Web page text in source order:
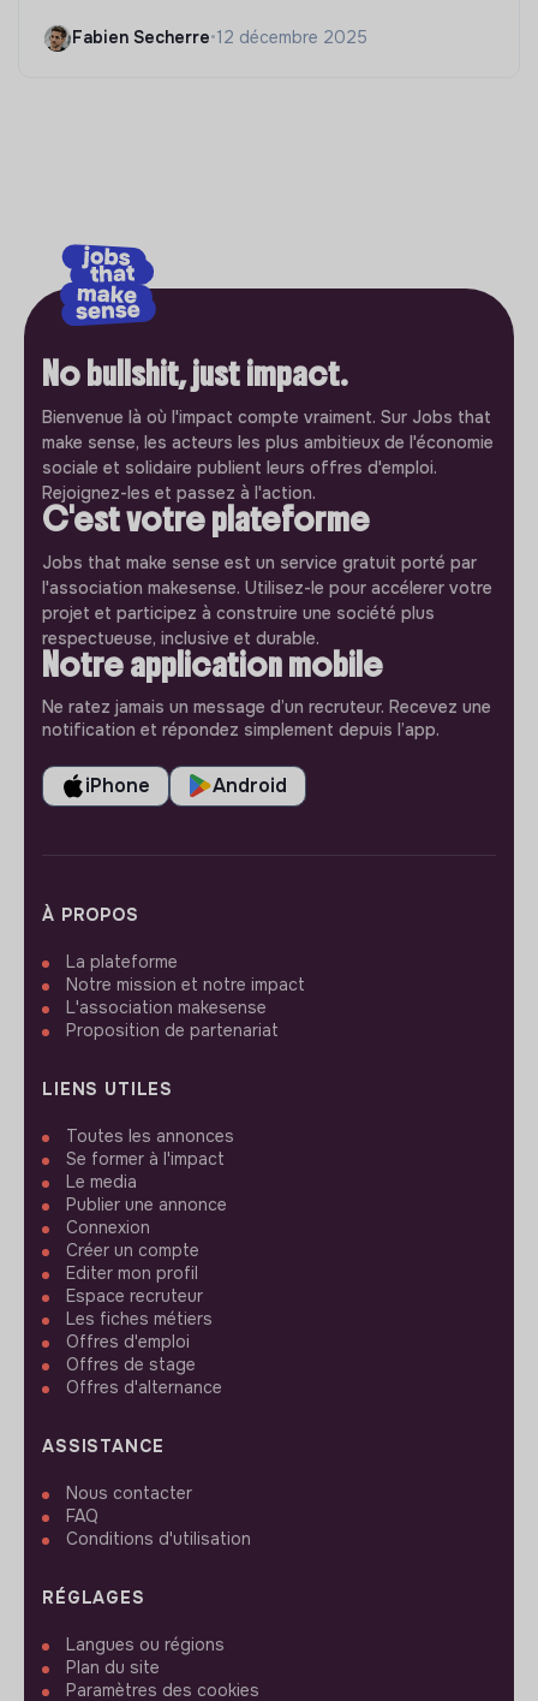
Fabien Secherre•12 décembre 2025
No bullshit, just impact.
Bienvenue là où l'impact compte vraiment. Sur Jobs that
make sense, les acteurs les plus ambitieux de l'économie
sociale et solidaire publient leurs offres d'emploi.
Rejoignez-les et passez à l'action.
C'est votre plateforme
Jobs that make sense est un service gratuit porté par
l'association makesense. Utilisez-le pour accélerer votre
projet et participez à construire une société plus
respectueuse, inclusive et durable.
Notre application mobile
Ne ratez jamais un message d’un recruteur. Recevez une
notification et répondez simplement depuis l’app.
iPhone Android
À PROPOS
La plateforme
Notre mission et notre impact
L'association makesense
Proposition de partenariat
LIENS UTILES
Toutes les annonces
Se former à l'impact
Le media
Publier une annonce
Connexion
Créer un compte
Editer mon profil
Espace recruteur
Les fiches métiers
Offres d'emploi
Offres de stage
Offres d'alternance
ASSISTANCE
Nous contacter
FAQ
Conditions d'utilisation
RÉGLAGES
Langues ou régions
Plan du site
Paramètres des cookies